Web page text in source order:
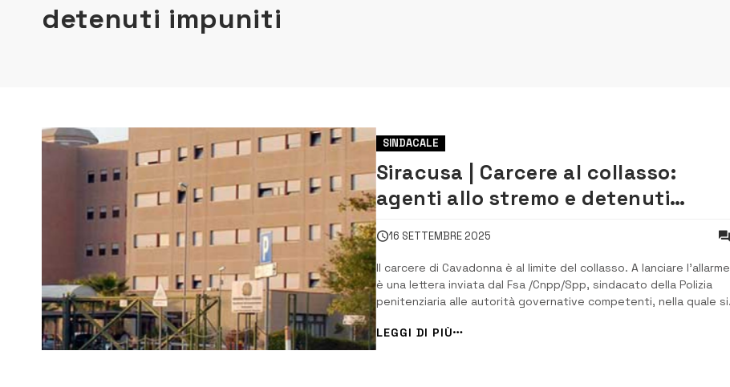
detenuti impuniti
SINDACALE
Siracusa | Carcere al collasso:
agenti allo stremo e detenuti
impuniti
16 SETTEMBRE 2025
Il carcere di Cavadonna è al limite del collasso. A lanciare l’allarme
è una lettera inviata dal Fsa /Cnpp/Spp, sindacato della Polizia
penitenziaria alle autorità governative competenti, nella quale si
personale in servizio nella casa circondariale di Siracusa.
Secondo...
LEGGI DI PIÙ